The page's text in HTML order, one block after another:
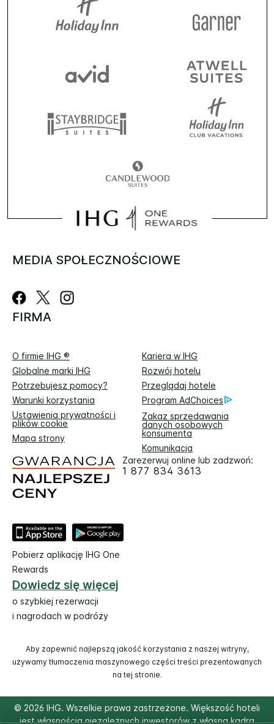
MEDIA SPOŁECZNOŚCIOWE
FIRMA
O firmie IHG ®
Kariera w IHG
Globalne marki IHG
Rozwój hotelu
Potrzebujesz pomocy?
Przeglądaj hotele
Warunki korzystania
Program AdChoices
Ustawienia prywatności i
plików cookie
Zakaz sprzedawania
danych osobowych
konsumenta
Mapa strony
Komunikacja
Zarezerwuj online lub zadzwoń:
1 877 834 3613
Pobierz aplikację IHG One
Rewards
Dowiedz się więcej
o szybkiej rezerwacji
i nagrodach w podróży
Aby zapewnić najlepszą jakość korzystania z naszej witryny,
używamy tłumaczenia maszynowego części treści prezentowanych
na tej stronie.
© 2026 IHG. Wszelkie prawa zastrzeżone. Większość hoteli
jest własnością niezależnych inwestorów z własną kadrą